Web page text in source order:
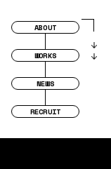
ABOUT
WORKS
NEWS
RECRUIT